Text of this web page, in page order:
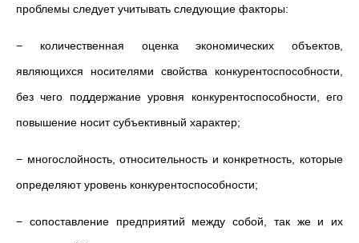
проблемы следует учитывать следующие факторы:
− количественная оценка экономических объектов,
являющихся носителями свойства конкурентоспособности,
без чего поддержание уровня конкурентоспособности, его
повышение носит субъективный характер;
− многослойность, относительность и конкретность, которые
определяют уровень конкурентоспособности;
− сопоставление предприятий между собой, так же и их